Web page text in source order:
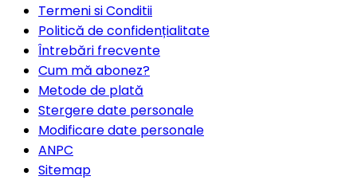
Termeni si Conditii
Politică de confidențialitate
Întrebări frecvente
Cum mă abonez?
Metode de plată
Stergere date personale
Modificare date personale
ANPC
Sitemap